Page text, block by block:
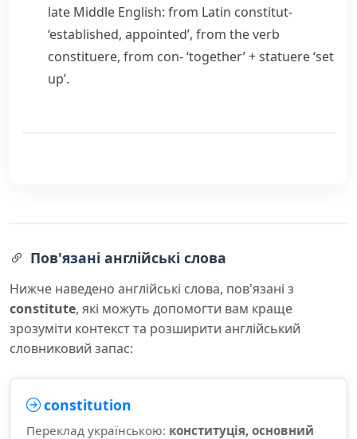
late Middle English: from Latin constitut-
‘established, appointed’, from the verb
constituere, from con-‘together’ +statuere‘set
up’.
Пов'язані англійські слова
Нижче наведено англійські слова, пов'язані з
constitute, які можуть допомогти вам краще
зрозуміти контекст та розширити англійський
словниковий запас:
constitution
Переклад українською: конституція, основний